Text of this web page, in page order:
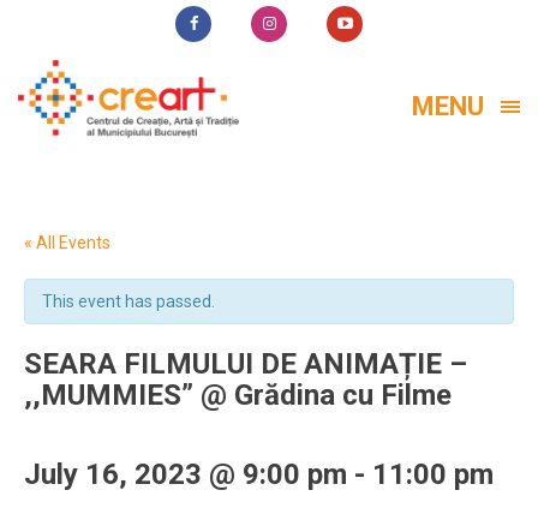
MENU
« All Events
This event has passed.
SEARA FILMULUI DE ANIMAȚIE –
,,MUMMIES” @ Grădina cu Filme
July 16, 2023 @ 9:00 pm - 11:00 pm